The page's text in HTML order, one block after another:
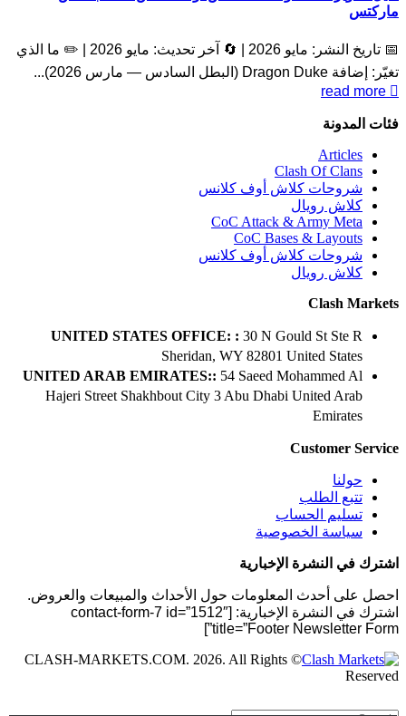
ماركتس
📅 تاريخ النشر: مايو 2026 | 🔄 آخر تحديث: مايو 2026 | ✏️ ما الذي
تغيّر: إضافة Dragon Duke (البطل السادس — مارس 2026)...
read more
فئات المدونة
Articles
Clash Of Clans
شروحات كلاش أوف كلانس
کلاش رویال
CoC Attack & Army Meta
CoC Bases & Layouts
شروحات كلاش أوف كلانس
کلاش رویال
Clash Markets
UNITED STATES OFFICE: : 30 N Gould St Ste R
Sheridan, WY 82801 ​United States
UNITED ARAB EMIRATES:: 54 Saeed Mohammed Al
Hajeri Street Shakhbout City 3 Abu Dhabi​ United Arab
Emirates
Customer Service
حولنا
تتبع الطلب
تسليم الحساب
سياسة الخصوصية
اشترك في النشرة الإخبارية
احصل على أحدث المعلومات حول الأحداث والمبيعات والعروض.
اشترك في النشرة الإخبارية: [contact-form-7 id=”1512″
title=”Footer Newsletter Form”]
© CLASH-MARKETS.COM. 2026. All Rights
Reserved